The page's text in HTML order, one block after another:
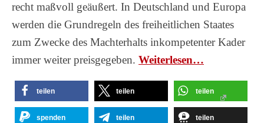
recht maßvoll geäußert. In Deutschland und Europa
werden die Grundregeln des freiheitlichen Staates
zum Zwecke des Machterhalts inkompetenter Kader
immer weiter preisgegeben. Wei­ter­le­sen…
teilen teilen teilen
spenden teilen teilen